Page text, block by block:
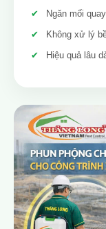
Ngăn mối
Không xử lý
Hiệu quả lâu